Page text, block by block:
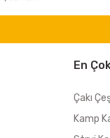
En
Çakı
Kamp